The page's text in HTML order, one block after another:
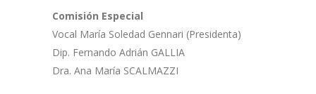
Comisión Especial
Vocal María Soledad Gennari (Presidenta)
Dip. Fernando Adrián GALLIA
Dra. Ana María SCALMAZZI